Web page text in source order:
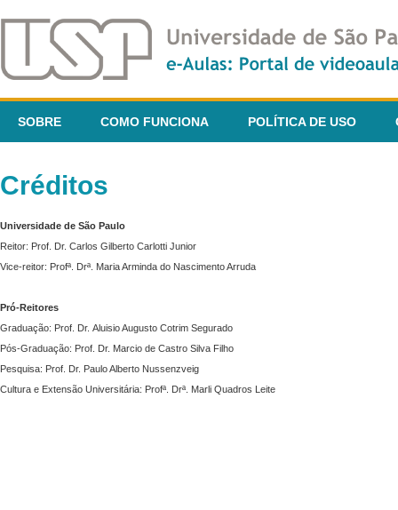
SOBRE COMO FUNCIONA POLÍTICA DE USO
Créditos
Universidade de São Paulo
Reitor: Prof. Dr. Carlos Gilberto Carlotti Junior
Vice-reitor: Profª. Drª. Maria Arminda do Nascimento Arruda
Pró-Reitores
Graduação: Prof. Dr. Aluisio Augusto Cotrim Segurado
Pós-Graduação: Prof. Dr. Marcio de Castro Silva Filho
Pesquisa: Prof. Dr. Paulo Alberto Nussenzveig
Cultura e Extensão Universitária: Profª. Drª. Marli Quadros Leite